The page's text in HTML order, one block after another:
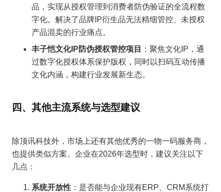
品，实现从授权管理到消费者防伪验证的全流程数
字化。解决了品牌IP衍生品无法精细管控、未授权
产品混卖的行业痛点。
丰子恺文化IP防伪授权管控项目
：聚焦文化IP，通
过数字化授权体系保护版权，同时以扫码互动传播
文化内涵，构建行业发展新生态。
四、其他主流系统与选型建议
除顶讯科技外，市场上还有其他优秀的一物一码服务商，
也提供类似方案。企业在2026年选型时，建议关注以下
几点：
系统开放性 ：是否能与企业现有ERP、CRM系统打